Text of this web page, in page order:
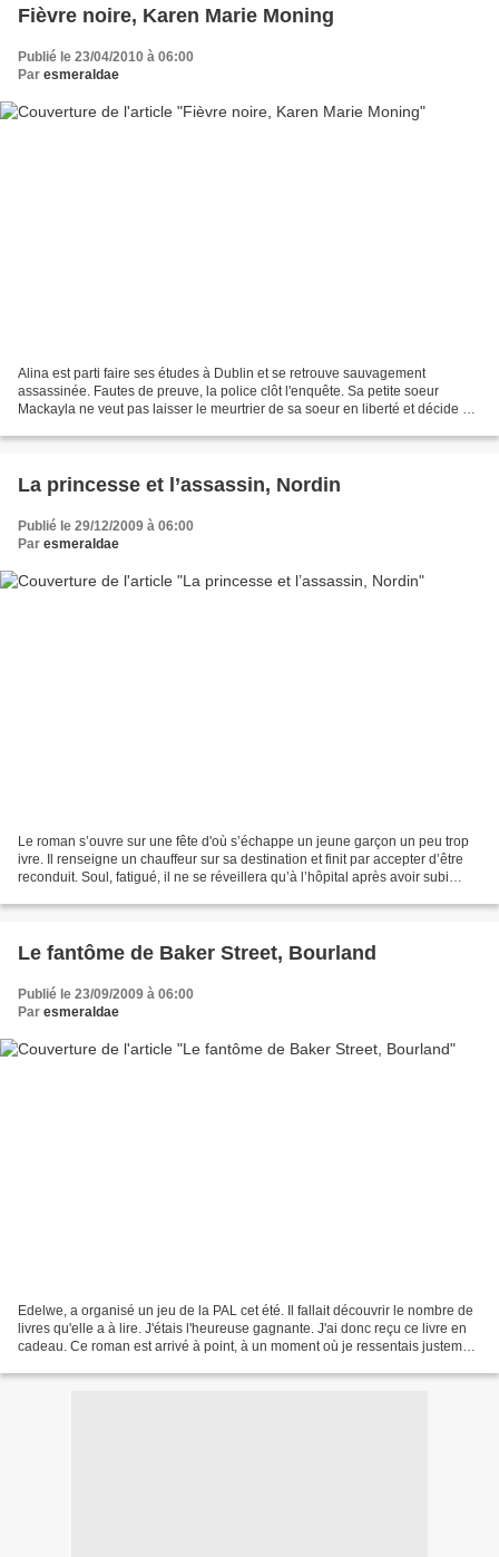
Fièvre noire, Karen Marie Moning
Publié le 23/04/2010 à 06:00
Par esmeraldae
Alina est parti faire ses études à Dublin et se retrouve sauvagement
assassinée. Fautes de preuve, la police clôt l'enquête. Sa petite soeur
Mackayla ne veut pas laisser le meurtrier de sa soeur en liberté et décide de
La princesse et l’assassin, Nordin
Publié le 29/12/2009 à 06:00
Par esmeraldae
Le roman s’ouvre sur une fête d'où s’échappe un jeune garçon un peu trop
ivre. Il renseigne un chauffeur sur sa destination et finit par accepter d’être
reconduit. Soul, fatigué, il ne se réveillera qu’à l’hôpital après avoir subi
Le fantôme de Baker Street, Bourland
Publié le 23/09/2009 à 06:00
Par esmeraldae
Edelwe, a organisé un jeu de la PAL cet été. Il fallait découvrir le nombre de
livres qu'elle a à lire. J'étais l'heureuse gagnante. J'ai donc reçu ce livre en
cadeau. Ce roman est arrivé à point, à un moment où je ressentais justement